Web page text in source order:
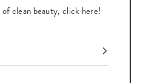
clean beauty, click here!